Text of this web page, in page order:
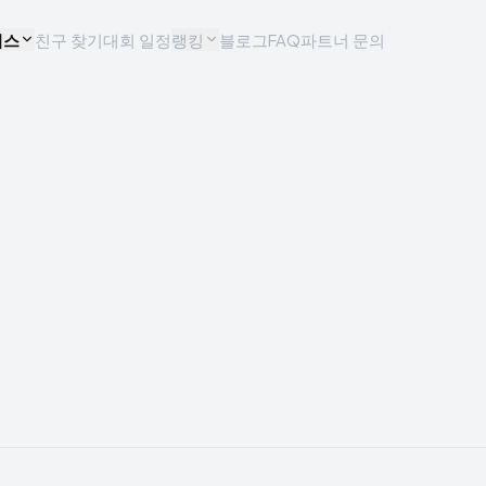
친구 찾기대회 일정랭킹 블로그FAQ파트너 문의